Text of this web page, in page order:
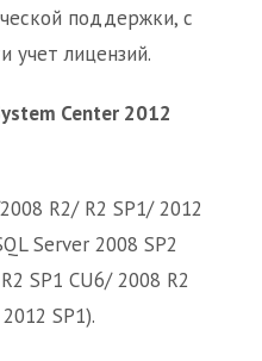
поддержки, с
учет лицензий.
Center 2012
R2/ R2 SP1/ 2012
Server 2008 SP2
SP1 CU6/ 2008 R2
SP1).